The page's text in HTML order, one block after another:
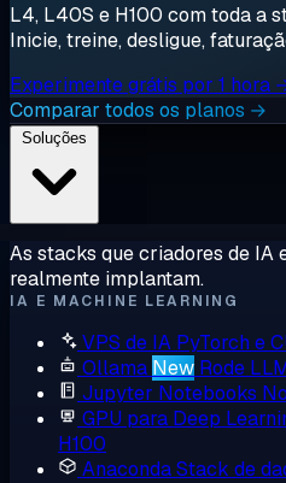
L4, L40S e H100 com toda a
Inicie, treine, desligue,
Experimente grátis por 1 hora
Comparar todos os planos →
As stacks que criadores de IA
realmente implantam.
IA E MACHINE LEARNING
VPS de IA PyTorch e
Ollama New Rode
Jupyter Notebooks
GPU para Deep
H100
AnacondaStack de